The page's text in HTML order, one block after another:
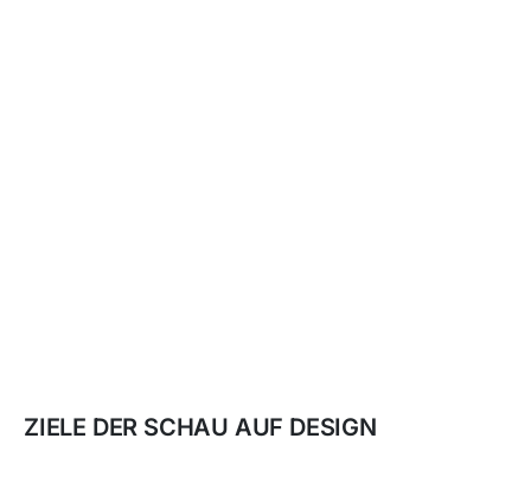
ZIELE DER SCHAU AUF DESIGN